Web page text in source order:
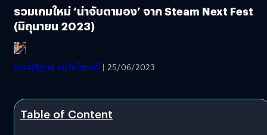
รวมเกมใหม่ ‘น่าจับตามอง’ จาก Steam Next Fest
(มิถุนายน 2023)
กรณ์รัฐภาส ธนวัตไชยศรี | 25/06/2023
Table of Content